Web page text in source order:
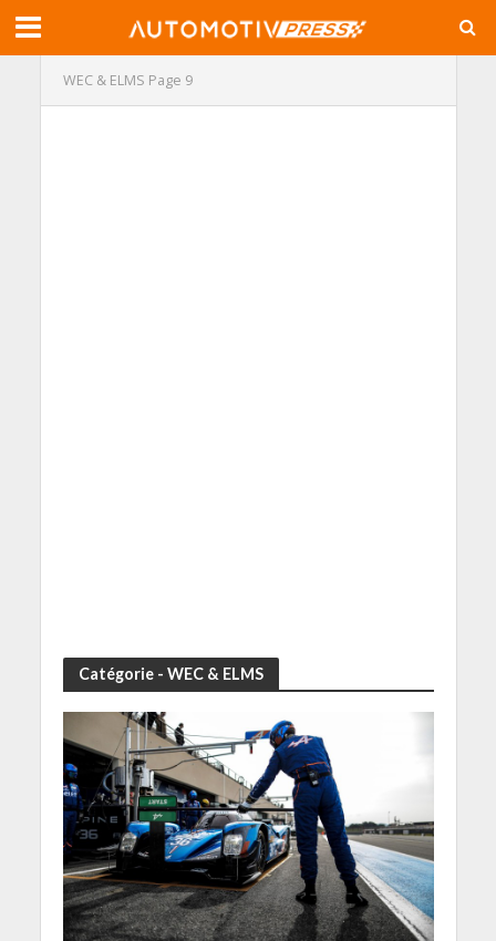
WEC & ELMS Page 9
Catégorie - WEC & ELMS